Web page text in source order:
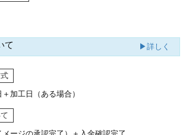
て ▶詳しく
加工日（ある場合）